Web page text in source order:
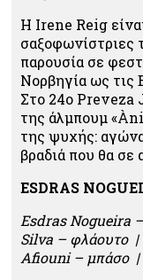
Η Irene Reig
σαξοφωνίστριες
παρουσία σε
Νορβηγία ως τις
Στο 24ο Preveza
της άλμπουμ
της ψυχής:
βραδιά που θα σε
ESDRAS
Esdras Nogueira
Silva – φλάουτο
Afiouni – μπάσο |